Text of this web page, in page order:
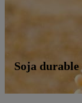
Soja durable